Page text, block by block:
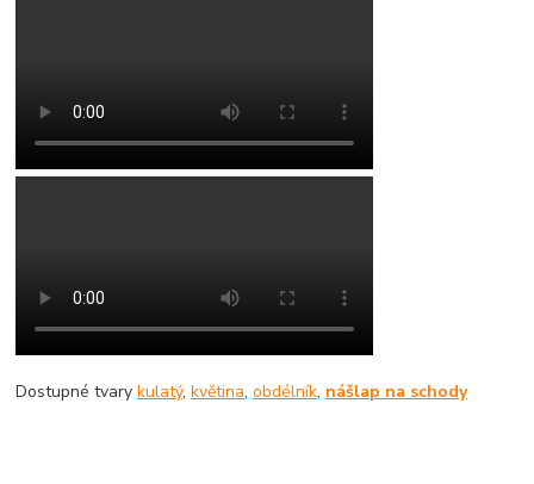
Dostupné tvarykulatý,květina,obdélník, nášlap na schody